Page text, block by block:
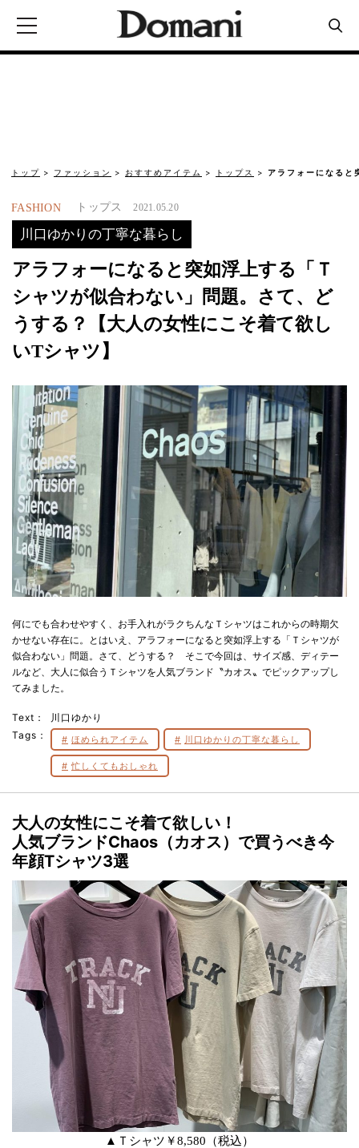
トップ ファッション おすすめアイテム トップス アラフォーになると
FASHION トップス 2021.05.20
川口ゆかりの丁寧な暮らし
アラフォーになると突如浮上する「Ｔ
シャツが似合わない」問題。さて、ど
うする？【大人の女性にこそ着て欲し
いTシャツ】
何にでも合わせやすく、お手入れがラクちんなＴシャツはこれからの時期欠
かせない存在に。とはいえ、アラフォーになると突如浮上する「Ｔシャツが
似合わない」問題。さて、どうする？ そこで今回は、サイズ感、ディテー
ルなど、大人に似合うＴシャツを人気ブランド〝カオス〟でピックアップし
てみました。
Text：
川口ゆかり
Tags：
ほめられアイテム 川口ゆかりの丁寧な暮らし
忙しくてもおしゃれ
大人の女性にこそ着て欲しい！
人気ブランドChaos（カオス）で買うべき今
年顔Tシャツ3選
▲Ｔシャツ￥8,580（税込）